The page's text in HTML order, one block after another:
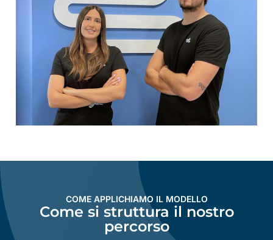
COME APPLICHIAMO IL MODELLO
Come si struttura il nostro
percorso